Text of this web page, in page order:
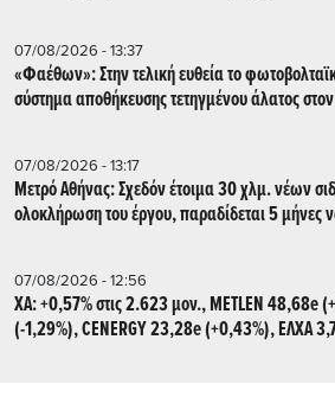
07/08/2026 - 13:37
«Φαέθων»: Στην τελική ευθεία το
σύστημα αποθήκευσης τετηγμένου άλατος
07/08/2026 - 13:17
Μετρό Αθήνας: Σχεδόν έτοιμα 30 χλμ. νέων
ολοκλήρωση του έργου, παραδίδεται 5 μήνες
07/08/2026 - 12:56
ΧΑ: +0,57% στις 2.623 μον., METLEN
(-1,29%), CENERGY 23,28e (+0,43%), ΕΛΧΑ